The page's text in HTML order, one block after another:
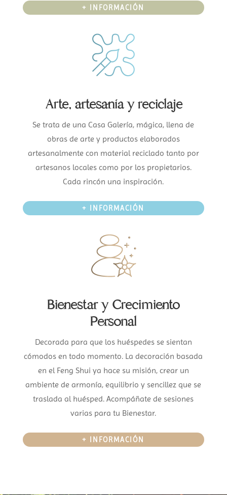
+ INFORMACIÓN
Arte, artesanía y reciclaje
Se trata de una Casa Galería, mágica, llena de
obras de arte y productos elaborados
artesanalmente con material reciclado tanto por
artesanos locales como por los propietarios.
Cada rincón una inspiración.
+ INFORMACIÓN
Bienestar y Crecimiento
Personal
Decorada para que los huéspedes se sientan
cómodos en todo momento. La decoración basada
en el Feng Shui ya hace su misión, crear un
ambiente de armonía, equilibrio y sencillez que se
traslada al huésped. Acompáñate de sesiones
varias para tu Bienestar.
+ INFORMACIÓN